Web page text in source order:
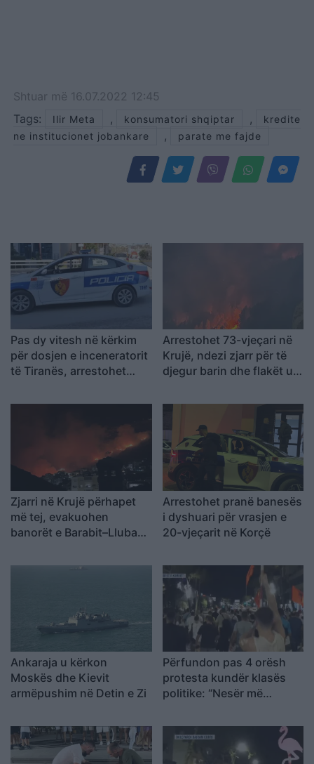
Shtuar më 16.07.2022 12:45
Tags:
Ilir Meta , konsumatori shqiptar ,
kredite
ne institucionet jobankare
, parate me fajde
Pas dy vitesh në kërkim
për dosjen e inceneratorit
të Tiranës, arrestohet
Palasë
Arrestohet 73-vjeçari në
Krujë, ndezi zjarr për të
djegur barin dhe flakët u
Zjarri në Krujë përhapet
më tej, evakuohen
banorët e Barabit–Lluban,
armatimesh
Arrestohet pranë banesës
i dyshuari për vrasjen e
20-vjeçarit në Korçë
Ankaraja u kërkon
Moskës dhe Kievit
armëpushim në Detin e Zi
Përfundon pas 4 orësh
protesta kundër klasës
politike: “Nesër më